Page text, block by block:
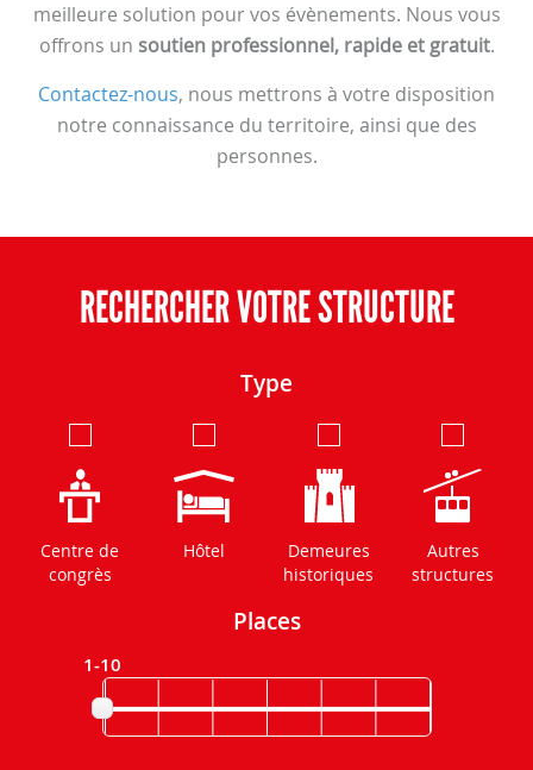
meilleure solution pour vos évènements. Nous vous
offrons un soutien professionnel, rapide et gratuit.
Contactez-nous, nous mettrons à votre disposition
notre connaissance du territoire, ainsi que des
personnes.
RECHERCHER VOTRE STRUCTURE
Type
Centre de
congrès
Hôtel
Demeures
historiques
Autres
structures
Places
1-10